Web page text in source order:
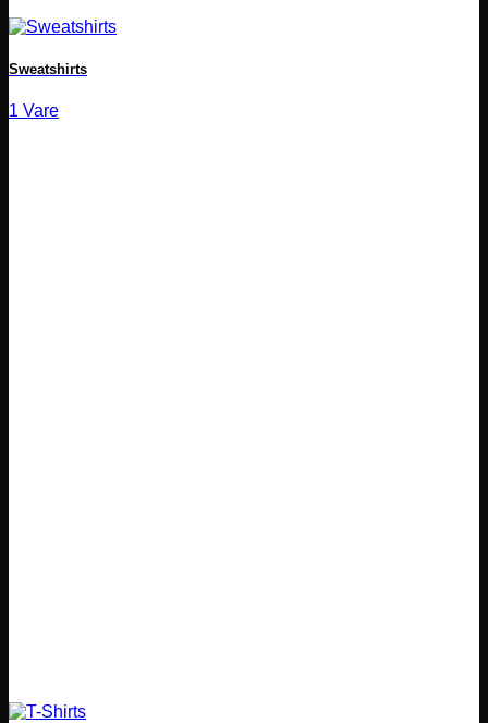
Sweatshirts
1 Vare